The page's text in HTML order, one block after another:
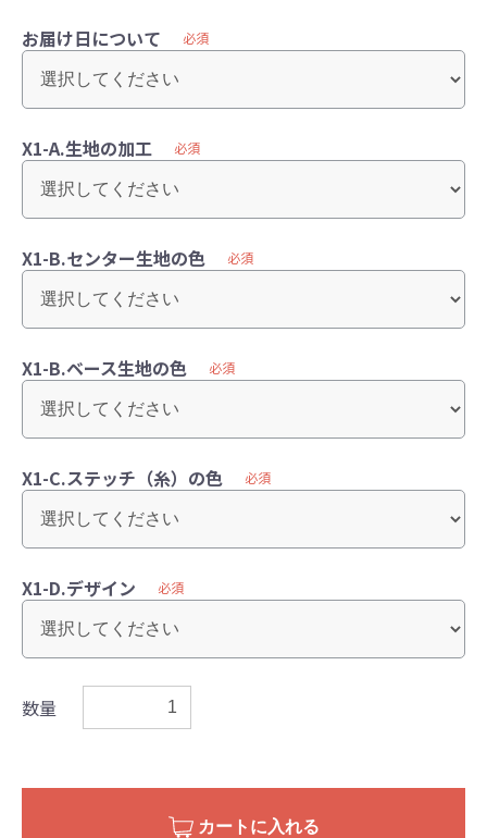
お届け日について 必須
X1-A.生地の加工 必須
X1-B.センター生地の色 必須
X1-B.ベース生地の色 必須
X1-C.ステッチ（糸）の色 必須
X1-D.デザイン 必須
数量
カートに入れる